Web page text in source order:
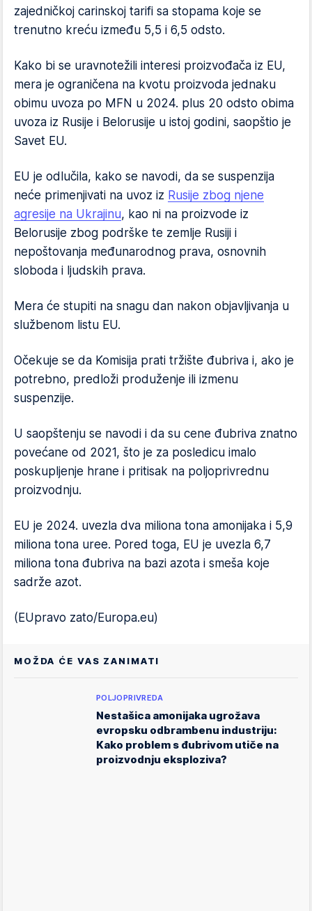
zajedničkoj carinskoj tarifi sa stopama koje se
trenutno kreću između 5,5 i 6,5 odsto.
Kako bi se uravnotežili interesi proizvođača iz EU,
mera je ograničena na kvotu proizvoda jednaku
obimu uvoza po MFN u 2024. plus 20 odsto obima
uvoza iz Rusije i Belorusije u istoj godini, saopštio je
Savet EU.
EU je odlučila, kako se navodi, da se suspenzija
neće primenjivati na uvoz iz Rusije zbog njene
agresije na Ukrajinu, kao ni na proizvode iz
Belorusije zbog podrške te zemlje Rusiji i
nepoštovanja međunarodnog prava, osnovnih
sloboda i ljudskih prava.
Mera će stupiti na snagu dan nakon objavljivanja u
službenom listu EU.
Očekuje se da Komisija prati tržište đubriva i, ako je
potrebno, predloži produženje ili izmenu
suspenzije.
U saopštenju se navodi i da su cene đubriva znatno
povećane od 2021, što je za posledicu imalo
poskupljenje hrane i pritisak na poljoprivrednu
proizvodnju.
EU je 2024. uvezla dva miliona tona amonijaka i 5,9
miliona tona uree. Pored toga, EU je uvezla 6,7
miliona tona đubriva na bazi azota i smeša koje
sadrže azot.
(EUpravo zato/Europa.eu)
MOŽDA ĆE VAS ZANIMATI
POLJOPRIVREDA
Nestašica amonijaka ugrožava
evropsku odbrambenu industriju:
Kako problem s đubrivom utiče na
proizvodnju eksploziva?